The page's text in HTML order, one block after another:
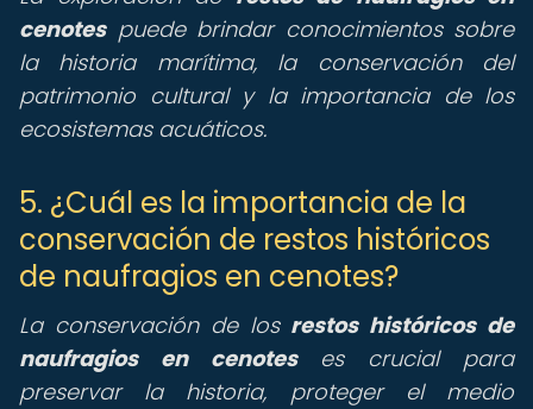
cenotespuede brindar conocimientos sobre
la historia marítima, la conservación del
patrimonio cultural y la importancia de los
ecosistemas acuáticos.
5. ¿Cuál es la importancia de la
conservación de restos históricos
de naufragios en cenotes?
La conservación de los restos históricos de
naufragios en cenoteses crucial para
preservar la historia, proteger el medio